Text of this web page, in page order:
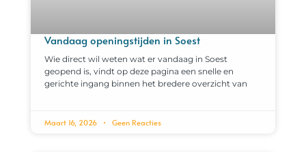
Vandaag openingstijden in Soest
Wie direct wil weten wat er vandaag in Soest
geopend is, vindt op deze pagina een snelle en
gerichte ingang binnen het bredere overzicht van
Maart 16, 2026 Geen Reacties